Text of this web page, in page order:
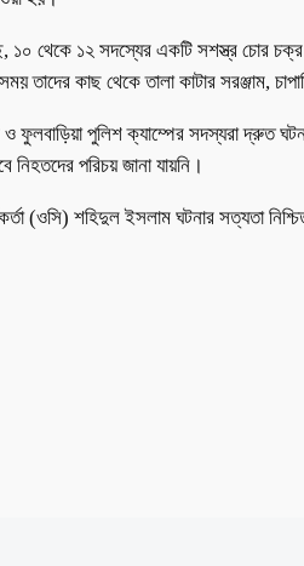
১০ থেকে ১২ সদস্যের একটি সশস্ত্র চোর চক্র
তাদের কাছ থেকে তালা কাটার সরঞ্জাম,
ও ফুলবাড়িয়া পুলিশ ক্যাম্পের সদস্যরা
নিহতদের পরিচয় জানা যায়নি।
(ওসি) শহিদুল ইসলাম ঘটনার সত্যতা